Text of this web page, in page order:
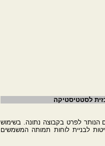
לסטטיסטיקה
לפרט בקבוצה נתונה. בשימוש
לבניית לוחות תמותה המשמשים